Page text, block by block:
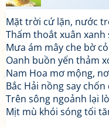
Mặt trời cứ lặn, nước
Thấm thoắt xuân xanh
Mưa ám mây che bờ
Oanh buồn yến thảm
Nam Hoa mơ mộng,
Bắc Hải nồng say
Trên sông ngoảnh lại
Mịt mù khói sóng tối